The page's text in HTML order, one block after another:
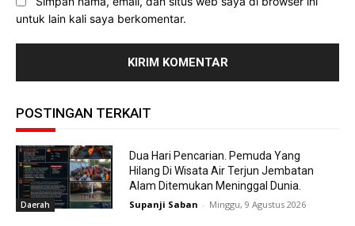
untuk lain kali saya berkomentar.
POSTINGAN TERKAIT
Daerah
Dua Hari Pencarian. Pemuda Yang
Hilang Di Wisata Air Terjun Jembatan
Alam Ditemukan Meninggal Dunia.
Supanji Saban - Minggu, 9 Agustus 2026